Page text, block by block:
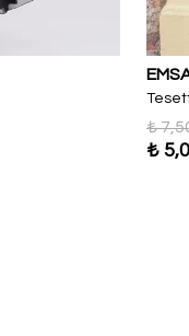
₺
₺